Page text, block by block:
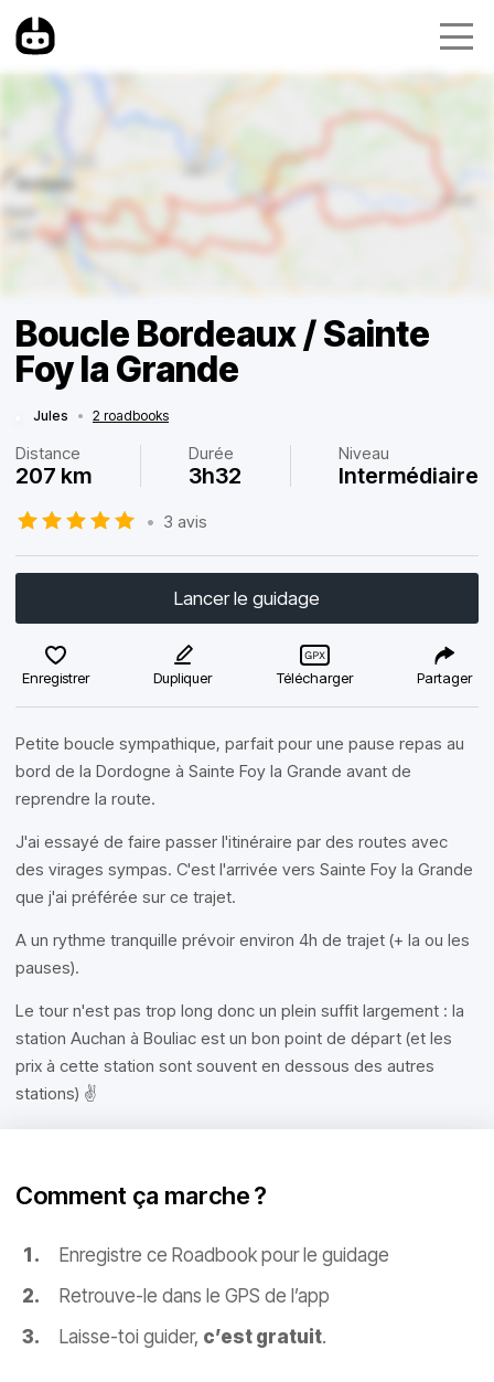
Boucle Bordeaux / Sainte
Foy la Grande
Jules • 2 roadbooks
Distance
207 km
Durée
3h32
Niveau
Intermédiaire
• 3 avis
Lancer le guidage
Enregistrer Dupliquer Télécharger Partager
Petite boucle sympathique, parfait pour une pause repas au
bord de la Dordogne à Sainte Foy la Grande avant de
reprendre la route.
J'ai essayé de faire passer l'itinéraire par des routes avec
des virages sympas. C'est l'arrivée vers Sainte Foy la Grande
que j'ai préférée sur ce trajet.
A un rythme tranquille prévoir environ 4h de trajet (+ la ou les
pauses).
Le tour n'est pas trop long donc un plein suffit largement : la
station Auchan à Bouliac est un bon point de départ (et les
prix à cette station sont souvent en dessous des autres
stations) ✌️
Comment ça marche ?
Enregistre ce Roadbook pour le guidage
Retrouve-le dans le GPS de l’app
Laisse-toi guider, c’est gratuit.